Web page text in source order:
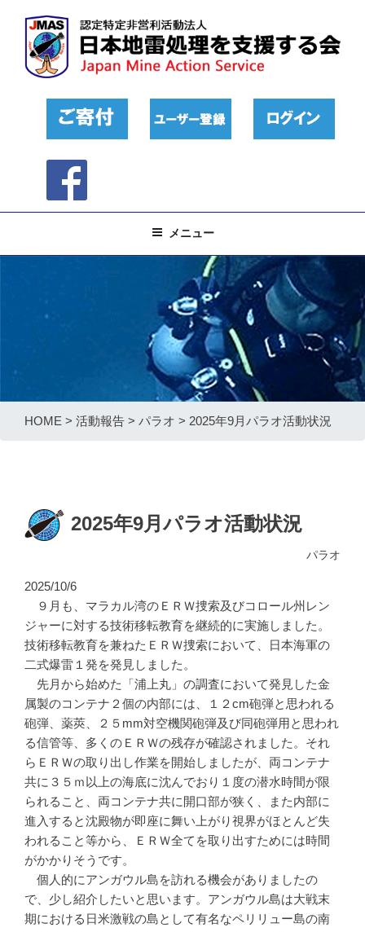
メニュー
HOME > 活動報告 > パラオ > 2025年9月パラオ活動状況
2025年9月パラオ活動状況
パラオ
2025/10/6
９月も、マラカル湾のＥＲＷ捜索及びコロール州レン
ジャーに対する技術移転教育を継続的に実施しました。
技術移転教育を兼ねたＥＲＷ捜索において、日本海軍の
二式爆雷１発を発見しました。
先月から始めた「浦上丸」の調査において発見した金
属製のコンテナ２個の内部には、１２cm砲弾と思われる
砲弾、薬莢、２５mm対空機関砲弾及び同砲弾用と思われ
る信管等、多くのＥＲＷの残存が確認されました。それ
らＥＲＷの取り出し作業を開始しましたが、両コンテナ
共に３５ｍ以上の海底に沈んでおり１度の潜水時間が限
られること、両コンテナ共に開口部が狭く、また内部に
進入すると沈殿物が即座に舞い上がり視界がほとんど失
われること等から、ＥＲＷ全てを取り出すためには時間
がかかりそうです。
個人的にアンガウル島を訪れる機会がありましたの
で、少し紹介したいと思います。アンガウル島は大戦末
期における日米激戦の島として有名なペリリュー島の南